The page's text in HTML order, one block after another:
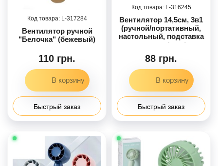
317284
Вентилятор ручной
"Белочка" (бежевый)
110 грн.
Быстрый заказ
316245
Вентилятор 14,5см, 3в1
(ручной/портативный,
настольный, подставка
для телефона),
USBзарядное, 4 цвета, в
кор, 8-15-5см /60/
88 грн.
Быстрый заказ